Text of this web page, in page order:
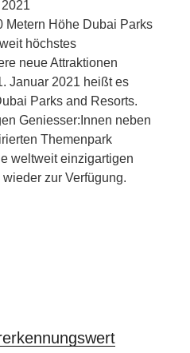
Metern Höhe Dubai Parks
höchstes
neue Attraktionen
Januar 2021 heißt es
Parks and Resorts.
Geniesser:Innen neben
Themenpark
weltweit einzigartigen
zur Verfügung.